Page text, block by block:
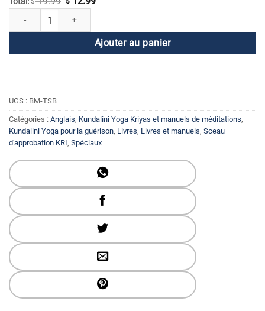
$ 19.99.
est :
$ 12.99.
quantité de Le cerveau sans stress
Ajouter au panier
UGS : BM-TSB
Catégories : Anglais, Kundalini Yoga Kriyas et manuels de méditations,
Kundalini Yoga pour la guérison, Livres, Livres et manuels, Sceau
d'approbation KRI, Spéciaux